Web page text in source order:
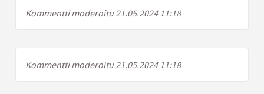
Kommentti moderoitu 21.05.2024 11:18
Kommentti moderoitu 21.05.2024 11:18